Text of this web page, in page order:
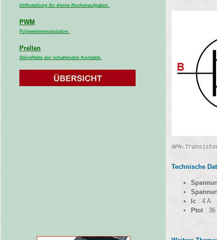
Hilfestellung für kleine Rechenaufgaben.
PWM
Pulsweitenmodulation.
Prellen
Störeffekte der schaltenden Kontakte.
NPN-
Technische
Ic : 4 A
Ptot : 36